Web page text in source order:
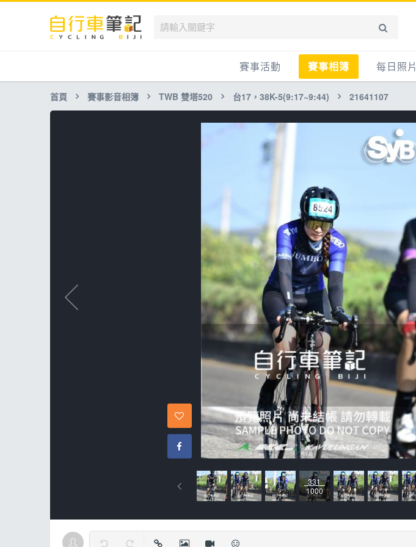
賽事活動
國內
國外
兒童滑步車
跟著筆記騎車去
賽事相簿
賽事影音相簿
自行車好影片
每日照片
首頁 賽事影音相簿 TWB 雙塔520 台17，38K-5(9:17~9:44) 21641107
331
1000